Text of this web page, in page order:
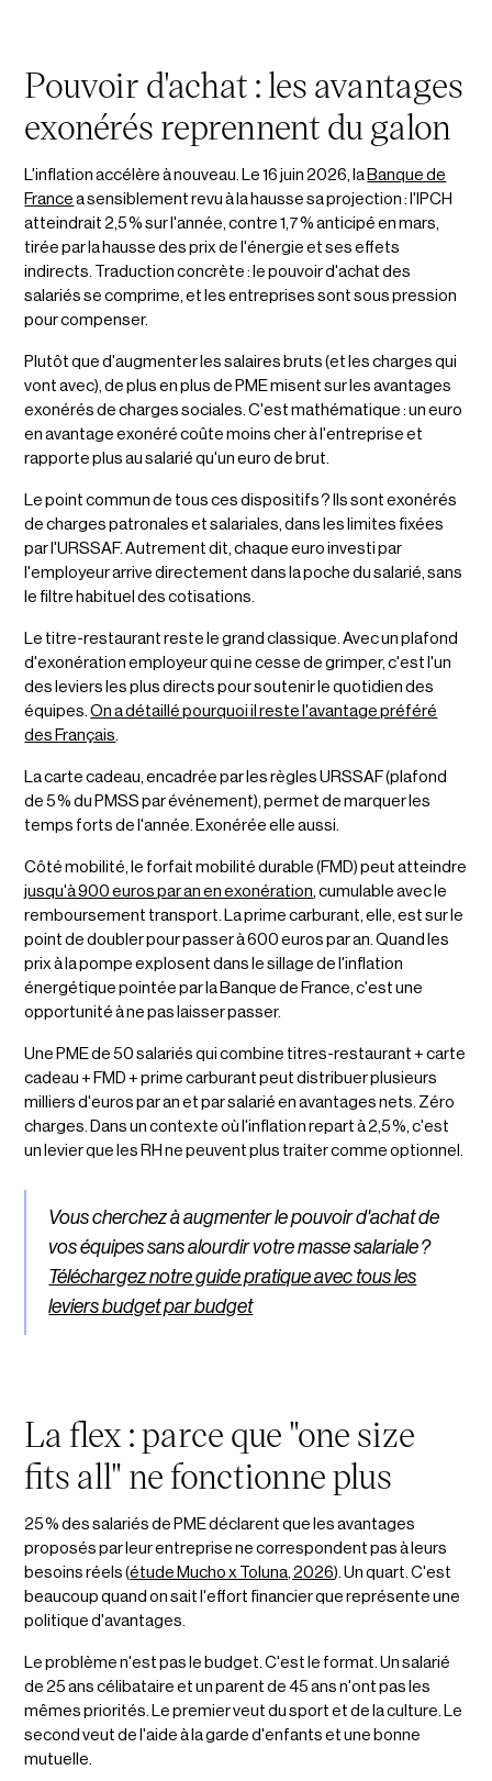
Pouvoir d'achat : les avantages
exonérés reprennent du galon
L'inflation accélère à nouveau. Le 16 juin 2026, la Banque de
France a sensiblement revu à la hausse sa projection : l'IPCH
atteindrait 2,5 % sur l'année, contre 1,7 % anticipé en mars,
tirée par la hausse des prix de l'énergie et ses effets
indirects. Traduction concrète : le pouvoir d'achat des
salariés se comprime, et les entreprises sont sous pression
pour compenser.
Plutôt que d'augmenter les salaires bruts (et les charges qui
vont avec), de plus en plus de PME misent sur les avantages
exonérés de charges sociales. C'est mathématique : un euro
en avantage exonéré coûte moins cher à l'entreprise et
rapporte plus au salarié qu'un euro de brut.
Le point commun de tous ces dispositifs ? Ils sont exonérés
de charges patronales et salariales, dans les limites fixées
par l'URSSAF. Autrement dit, chaque euro investi par
l'employeur arrive directement dans la poche du salarié, sans
le filtre habituel des cotisations.
Le titre-restaurant reste le grand classique. Avec un plafond
d'exonération employeur qui ne cesse de grimper, c'est l'un
des leviers les plus directs pour soutenir le quotidien des
équipes.On a détaillé pourquoi il reste l'avantage préféré
des Français.
La carte cadeau, encadrée par les règles URSSAF (plafond
de 5 % du PMSS par événement), permet de marquer les
temps forts de l'année. Exonérée elle aussi.
Côté mobilité, le forfait mobilité durable (FMD) peut atteindre
jusqu'à 900 euros par an en exonération, cumulable avec le
remboursement transport. La prime carburant, elle, est sur le
point de doubler pour passer à 600 euros par an. Quand les
prix à la pompe explosent dans le sillage de l'inflation
énergétique pointée par la Banque de France, c'est une
opportunité à ne pas laisser passer.
Une PME de 50 salariés qui combine titres-restaurant + carte
cadeau + FMD + prime carburant peut distribuer plusieurs
milliers d'euros par an et par salarié en avantages nets. Zéro
charges. Dans un contexte où l'inflation repart à 2,5 %, c'est
un levier que les RH ne peuvent plus traiter comme optionnel.
Vous cherchez à augmenter le pouvoir d'achat de
vos équipes sans alourdir votre masse salariale ?
Téléchargez notre guide pratique avec tous les
leviers budget par budget
La flex : parce que "one size
fits all" ne fonctionne plus
25 % des salariés de PME déclarent que les avantages
proposés par leur entreprise ne correspondent pas à leurs
besoins réels (étude Mucho x Toluna, 2026). Un quart. C'est
beaucoup quand on sait l'effort financier que représente une
politique d'avantages.
Le problème n'est pas le budget. C'est le format. Un salarié
de 25 ans célibataire et un parent de 45 ans n'ont pas les
mêmes priorités. Le premier veut du sport et de la culture. Le
second veut de l'aide à la garde d'enfants et une bonne
mutuelle.